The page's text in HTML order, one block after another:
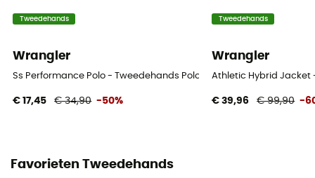
Tweedehands
Wrangler
Ss Performance Polo - Tweedehands Poloshirt - Heren - Groente - L
€ 17,45 € 34,90 -50%
Tweedehands
Wrangler
Athletic Hybrid Jacket
€ 39,96 € 99,90 -
Favorieten Tweedehands